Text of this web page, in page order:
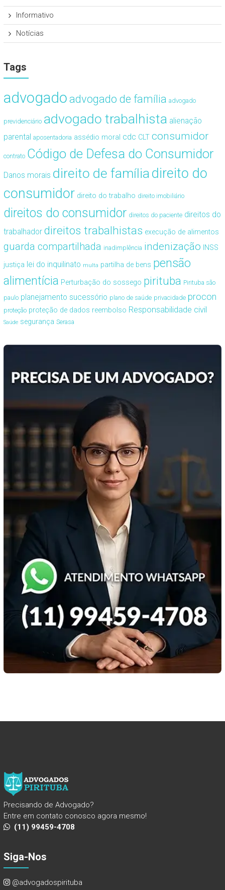
Informativo
Notícias
Tags
advogado advogado de família advogado
previdenciário advogado trabalhista alienação
parental aposentadoria assédio moral cdc CLT consumidor
contrato Código de Defesa do Consumidor
Danos morais direito de famíliadireito do
consumidor direito do trabalho direito imobiliário
direitos do consumidor direitos do paciente direitos do
trabalhador direitos trabalhistas execução de alimentos
guarda compartilhada inadimplência indenização INSS
justiça lei do inquilinato multa partilha de bens pensão
alimentícia Perturbação do sossego pirituba Pirituba são
paulo planejamento sucessório plano de saúde privacidade procon
proteção proteção de dados reembolso Responsabilidade civil
Saúde segurança Serasa
Precisando de Advogado?
Entre em contato conosco agora mesmo!
(11) 99459-4708
Siga-Nos
@advogadospirituba